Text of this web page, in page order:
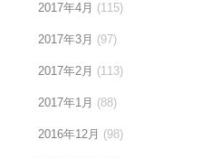
2017年4月 (115)
2017年3月 (97)
2017年2月 (113)
2017年1月 (88)
2016年12月 (98)